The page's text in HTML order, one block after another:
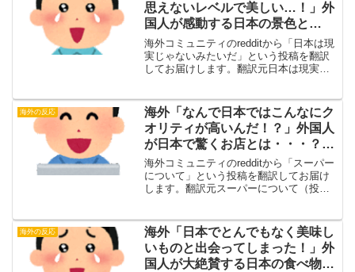
思えないレベルで美しい…！」外
国人が感動する日本の景色と
は・・・？【海外の反応】
海外コミュニティのredditから「日本は現
実じゃないみたいだ」という投稿を翻訳
してお届けします。翻訳元日本は現実じ
キーをしたことはあるだろうか？海外の
反応・海外の反応...
海外の反応
海外「なんで日本ではこんなにク
オリティが高いんだ！？」外国人
が日本で驚くお店とは・・・？
【海外の反応】
海外コミュニティのredditから「スーパー
について」という投稿を翻訳してお届け
します。翻訳元スーパーについて（投稿
ビニも飲食店もあちこちにあって、美味
しいものがたくさ...
海外の反応
海外「日本でとんでもなく美味し
いものと出会ってしまった！」外
国人が大絶賛する日本の食べ物と